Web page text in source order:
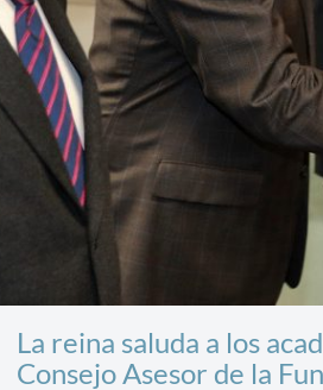
La reina saluda a los
Consejo Asesor de la